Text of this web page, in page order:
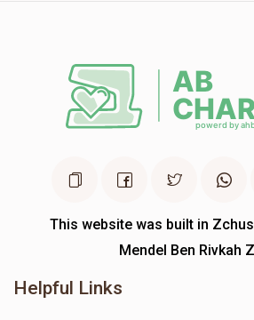
This website was built in
Mendel Ben Rivkah
Helpful Links